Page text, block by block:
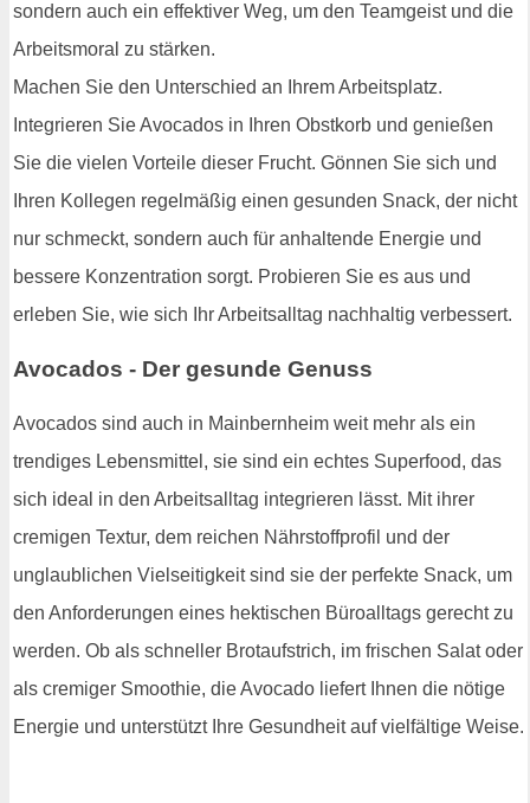
sondern auch ein effektiver Weg, um den Teamgeist und die
Arbeitsmoral zu stärken.
Machen Sie den Unterschied an Ihrem Arbeitsplatz.
Integrieren Sie Avocados in Ihren Obstkorb und genießen
Sie die vielen Vorteile dieser Frucht. Gönnen Sie sich und
Ihren Kollegen regelmäßig einen gesunden Snack, der nicht
nur schmeckt, sondern auch für anhaltende Energie und
bessere Konzentration sorgt. Probieren Sie es aus und
erleben Sie, wie sich Ihr Arbeitsalltag nachhaltig verbessert.
Avocados - Der gesunde Genuss
Avocados sind auch in Mainbernheim weit mehr als ein
trendiges Lebensmittel, sie sind ein echtes Superfood, das
sich ideal in den Arbeitsalltag integrieren lässt. Mit ihrer
cremigen Textur, dem reichen Nährstoffprofil und der
unglaublichen Vielseitigkeit sind sie der perfekte Snack, um
den Anforderungen eines hektischen Büroalltags gerecht zu
werden. Ob als schneller Brotaufstrich, im frischen Salat oder
als cremiger Smoothie, die Avocado liefert Ihnen die nötige
Energie und unterstützt Ihre Gesundheit auf vielfältige Weise.